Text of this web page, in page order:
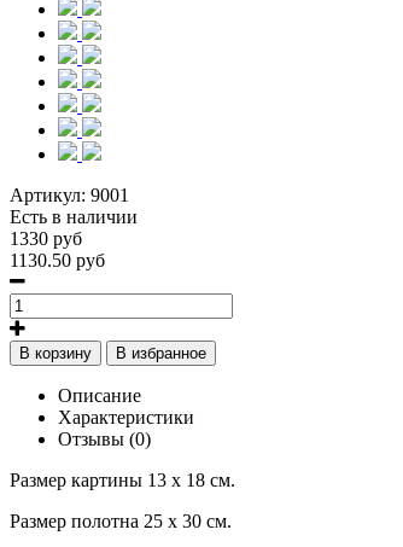
Артикул: 9001
Есть в наличии
1330 руб
1130.50 руб
В корзину В избранное
Описание
Характеристики
Отзывы (0)
Размер картины 13 х 18 см.
Размер полотна 25 х 30 см.